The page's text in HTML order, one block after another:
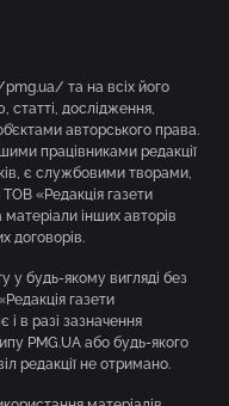
pmg.ua/ та на всіх його
статті, дослідження,
авторського права.
працівниками редакції
є службовими творами,
«Редакція газети
інших авторів
договорів.
у будь-якому вигляді без
газети
в разі зазначення
PMG.UA або будь-якого
редакції не отримано.